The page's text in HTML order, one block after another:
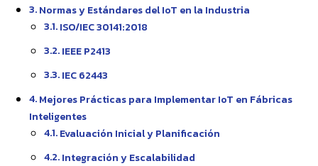
Normas y Estándares del IoT en la Industria
ISO/IEC 30141:2018
IEEE P2413
IEC 62443
Mejores Prácticas para Implementar IoT en Fábricas
Inteligentes
Evaluación Inicial y Planificación
Integración y Escalabilidad